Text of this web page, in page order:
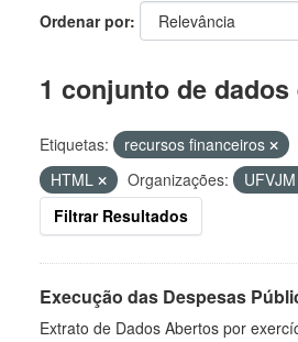
Ordenar por
1 conjunto de
Etiquetas: recursos financeiros
HTML
Organizações:
UFVJM
Filtrar Resultados
Execução das Despesas
Extrato de Dados Abertos por